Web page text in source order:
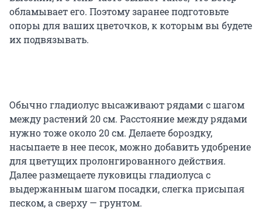
обламывает его. Поэтому заранее подготовьте
опоры для ваших цветочков, к которым вы будете
их подвязывать.
Обычно гладиолус высаживают рядами с шагом
между растений 20 см. Расстояние между рядами
нужно тоже около 20 см. Делаете бороздку,
насыпаете в нее песок, можно добавить удобрение
для цветущих пролонгированного действия.
Далее размещаете луковицы гладиолуса с
выдержанным шагом посадки, слегка присыпая
песком, а сверху — грунтом.